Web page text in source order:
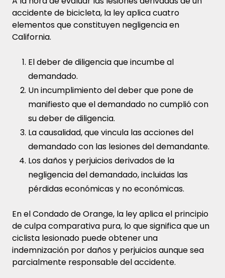
accidente de bicicleta, la ley aplica cuatro
elementos que constituyen negligencia en
California.
El deber de diligencia que incumbe al
demandado.
Un incumplimiento del deber que pone de
manifiesto que el demandado no cumplió con
su deber de diligencia.
La causalidad, que vincula las acciones del
demandado con las lesiones del demandante.
Los daños y perjuicios derivados de la
negligencia del demandado, incluidas las
pérdidas económicas y no económicas.
En el Condado de Orange, la ley aplica el principio
de culpa comparativa pura, lo que significa que un
ciclista lesionado puede obtener una
indemnización por daños y perjuicios aunque sea
parcialmente responsable del accidente.